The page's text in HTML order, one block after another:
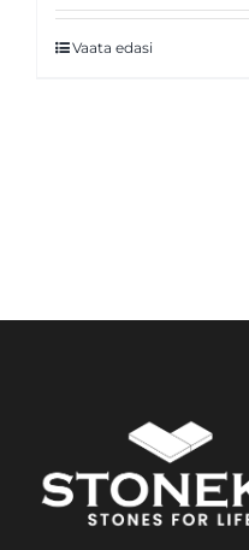
Vaata edasi